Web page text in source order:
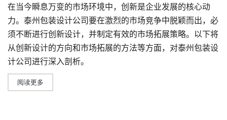
在当今瞬息万变的市场环境中，创新是企业发展的核心动
力。 泰州包装设计公司要在激烈的市场竞争中脱颖而出，必
须不断进行创新设计，并制定有效的市场拓展策略。以下将
从创新设计的方向和市场拓展的方法等方面，对泰州包装设
计公司进行深入剖析。
阅读更多